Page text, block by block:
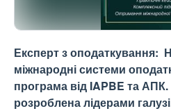
Експерт з оподаткування:
міжнародні системи
програма від IAPBE та АПК.
розроблена лідерами